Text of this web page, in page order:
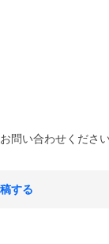
問い合わせください
する